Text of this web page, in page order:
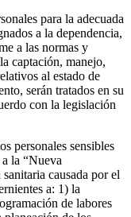
para la adecuada
a la dependencia,
a las normas y
captación, manejo,
al estado de
serán tratados en su
con la legislación
personales sensibles
la “Nueva
causada por el
a: 1) la
de labores